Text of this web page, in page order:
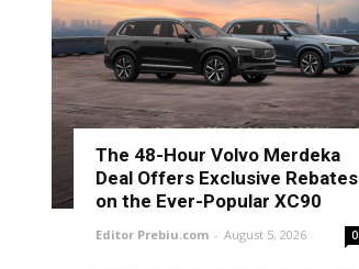
The 48-Hour Volvo Merdeka
Deal Offers Exclusive Rebates
on the Ever-Popular XC90
Editor Prebiu.com - August 5, 2026 0